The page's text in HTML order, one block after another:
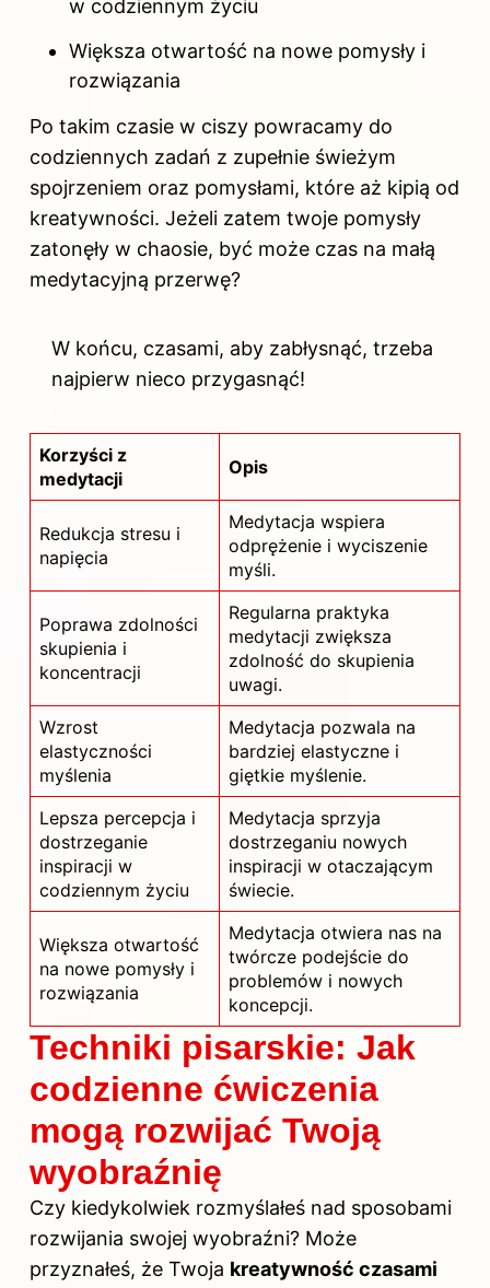
w codziennym życiu
Większa otwartość na nowe pomysły i
rozwiązania
Po takim czasie w ciszy powracamy do
codziennych zadań z zupełnie świeżym
spojrzeniem oraz pomysłami, które aż kipią od
kreatywności. Jeżeli zatem twoje pomysły
zatonęły w chaosie, być może czas na małą
medytacyjną przerwę?
W końcu, czasami, aby zabłysnąć, trzeba
najpierw nieco przygasnąć!
Korzyści z
medytacji
Opis
Redukcja stresu i
napięcia
Medytacja wspiera
odprężenie i wyciszenie
myśli.
Poprawa zdolności
skupienia i
koncentracji
Regularna praktyka
medytacji zwiększa
zdolność do skupienia
uwagi.
Wzrost
elastyczności
myślenia
Medytacja pozwala na
bardziej elastyczne i
giętkie myślenie.
Lepsza percepcja i
dostrzeganie
inspiracji w
codziennym życiu
Medytacja sprzyja
dostrzeganiu nowych
inspiracji w otaczającym
świecie.
Większa otwartość
na nowe pomysły i
rozwiązania
Medytacja otwiera nas na
twórcze podejście do
problemów i nowych
koncepcji.
Techniki pisarskie: Jak
codzienne ćwiczenia
mogą rozwijać Twoją
wyobraźnię
Czy kiedykolwiek rozmyślałeś nad sposobami
rozwijania swojej wyobraźni? Może
przyznałeś, że Twoja kreatywność czasami